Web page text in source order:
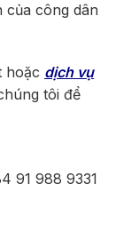
của công dân
hoặc dịch vụ
tôi để
91 988 9331